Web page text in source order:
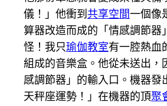
儀！」他衝到 共享空間一個像
算器改造而成的「情感調節
怪！我只瑜伽教室有一腔熱血
組成的音樂盒。他從未送出
感調節器」的輸入口。機器發
天秤座運勢！」在機器的頂聚